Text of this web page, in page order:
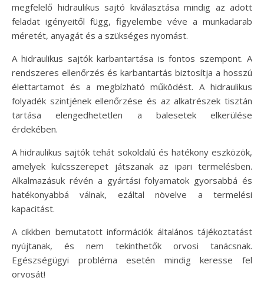
megfelelő hidraulikus sajtó kiválasztása mindig az adott
feladat igényeitől függ, figyelembe véve a munkadarab
méretét, anyagát és a szükséges nyomást.
A hidraulikus sajtók karbantartása is fontos szempont. A
rendszeres ellenőrzés és karbantartás biztosítja a hosszú
élettartamot és a megbízható működést. A hidraulikus
folyadék szintjének ellenőrzése és az alkatrészek tisztán
tartása elengedhetetlen a balesetek elkerülése
érdekében.
A hidraulikus sajtók tehát sokoldalú és hatékony eszközök,
amelyek kulcsszerepet játszanak az ipari termelésben.
Alkalmazásuk révén a gyártási folyamatok gyorsabbá és
hatékonyabbá válnak, ezáltal növelve a termelési
kapacitást.
A cikkben bemutatott információk általános tájékoztatást
nyújtanak, és nem tekinthetők orvosi tanácsnak.
Egészségügyi probléma esetén mindig keresse fel
orvosát!